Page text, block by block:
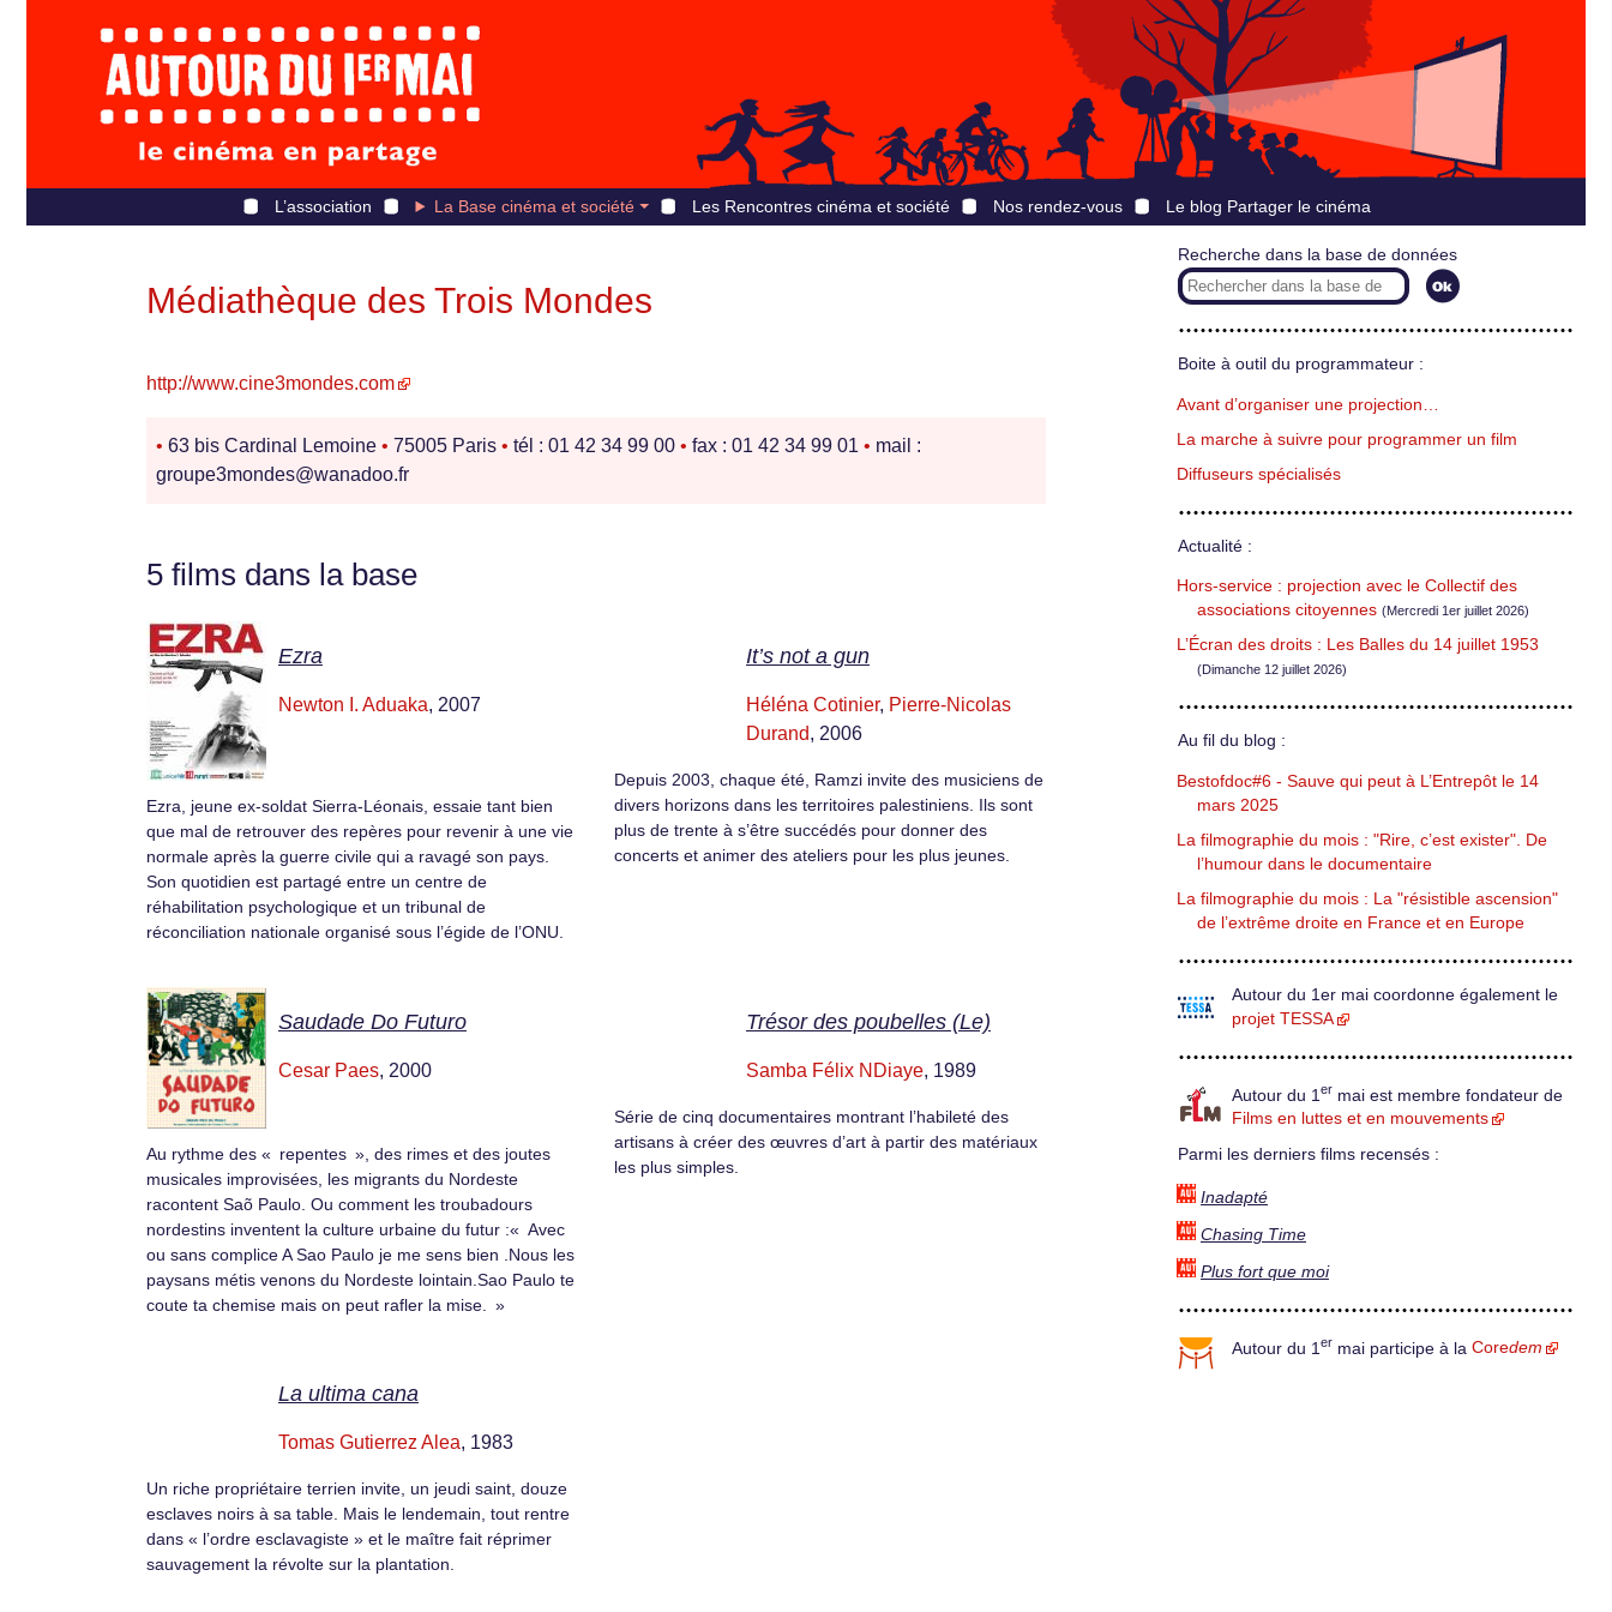
L’association La Base cinéma et société Les Rencontres cinéma et société Nos rendez-vous Le blog Partager le cinéma
Médiathèque des Trois Mondes
http://www.cine3mondes.com
• 63 bis Cardinal Lemoine • 75005 Paris • tél : 01 42 34 99 00 • fax : 01 42 34 99 01 • mail :
groupe3mondes@wanadoo.fr
5 films dans la base
Ezra
Newton I. Aduaka, 2007
Ezra, jeune ex-soldat Sierra-Léonais, essaie tant bien
que mal de retrouver des repères pour revenir à une vie
normale après la guerre civile qui a ravagé son pays.
Son quotidien est partagé entre un centre de
réhabilitation psychologique et un tribunal de
réconciliation nationale organisé sous l’égide de l’ONU.
It’s not a gun
Héléna Cotinier, Pierre-Nicolas
Durand, 2006
Depuis 2003, chaque été, Ramzi invite des musiciens de
divers horizons dans les territoires palestiniens. Ils sont
plus de trente à s’être succédés pour donner des
concerts et animer des ateliers pour les plus jeunes.
Saudade Do Futuro
Cesar Paes, 2000
Au rythme des « repentes », des rimes et des joutes
musicales improvisées, les migrants du Nordeste
racontent Saõ Paulo. Ou comment les troubadours
nordestins inventent la culture urbaine du futur :« Avec
ou sans complice A Sao Paulo je me sens bien .Nous les
paysans métis venons du Nordeste lointain.Sao Paulo te
coute ta chemise mais on peut rafler la mise. »
Trésor des poubelles (Le)
Samba Félix NDiaye, 1989
Série de cinq documentaires montrant l’habileté des
artisans à créer des œuvres d’art à partir des matériaux
les plus simples.
La ultima cana
Tomas Gutierrez Alea, 1983
Un riche propriétaire terrien invite, un jeudi saint, douze
esclaves noirs à sa table. Mais le lendemain, tout rentre
dans « l’ordre esclavagiste » et le maître fait réprimer
sauvagement la révolte sur la plantation.
Recherche dans la base de données
Boite à outil du programmateur :
Avant d’organiser une projection…
La marche à suivre pour programmer un film
Diffuseurs spécialisés
Actualité :
Hors-service : projection avec le Collectif des
associations citoyennes (Mercredi 1er juillet 2026)
L’Écran des droits : Les Balles du 14 juillet 1953
(Dimanche 12 juillet 2026)
Au fil du blog :
Bestofdoc#6 - Sauve qui peut à L’Entrepôt le 14
mars 2025
La filmographie du mois : "Rire, c’est exister". De
l’humour dans le documentaire
La filmographie du mois : La "résistible ascension"
de l’extrême droite en France et en Europe
Autour du 1er mai coordonne également le
projet TESSA
Autour du 1 er mai est membre fondateur de
Films en luttes et en mouvements
Parmi les derniers films recensés :
Inadapté
Chasing Time
Plus fort que moi
Autour du 1 er mai participe à la Coredem